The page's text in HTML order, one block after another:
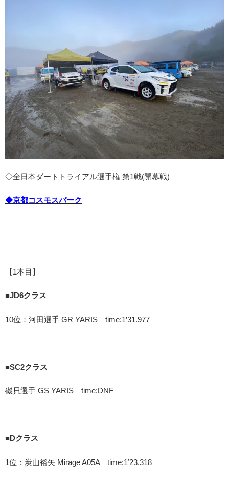
◇全日本ダートトライアル選手権 第1戦(開幕戦)
◆京都コスモスパーク
【1本目】
■JD6クラス
10位：河田選手 GR YARIS time:1’31.977
■SC2クラス
磯貝選手 GS YARIS time:DNF
■Dクラス
1位：炭山裕矢 Mirage A05A time:1’23.318